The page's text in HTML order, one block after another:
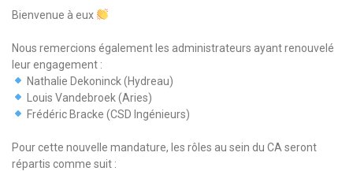
Bienvenue à eux
Nous remercions également les administrateurs ayant renouvelé
leur engagement :
Nathalie Dekoninck (Hydreau)
Louis Vandebroek (Aries)
Frédéric Bracke (CSD Ingénieurs)
Pour cette nouvelle mandature, les rôles au sein du CA seront
répartis comme suit :